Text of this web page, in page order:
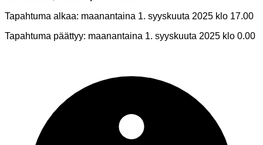
Tapahtuma alkaa: maanantaina 1. syyskuuta 2025 klo 17.00
Tapahtuma päättyy: maanantaina 1. syyskuuta 2025 klo 0.00